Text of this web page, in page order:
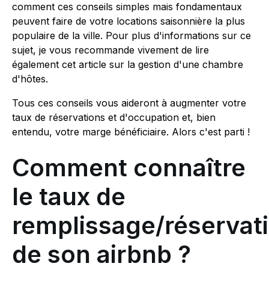
comment ces conseils simples mais fondamentaux
peuvent faire de votre locations saisonnière la plus
populaire de la ville. Pour plus d'informations sur ce
sujet, je vous recommande vivement de lire
également cet article sur la gestion d'une chambre
d'hôtes.
Tous ces conseils vous aideront à augmenter votre
taux de réservations et d'occupation et, bien
entendu, votre marge bénéficiaire. Alors c'est parti !
Comment connaître
le taux de
remplissage/
de son airbnb ?